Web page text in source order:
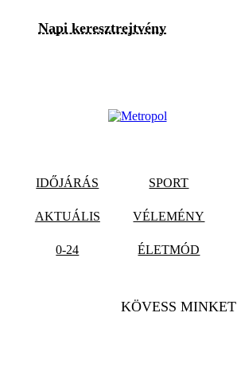
Napi keresztrejtvény
IDŐJÁRÁS SPORT
AKTUÁLIS VÉLEMÉNY
0-24 ÉLETMÓD
KÖVESS MINKET